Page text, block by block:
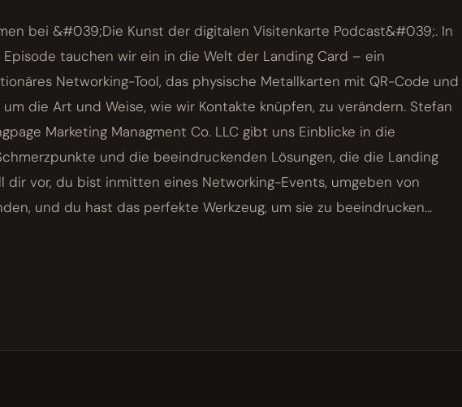
bei &#039;Die Kunst der digitalen Visitenkarte Podcast&#039;. In
Episode tauchen wir ein in die Welt der Landing Card – ein
Networking-Tool, das physische Metallkarten mit QR-Code und
die Art und Weise, wie wir Kontakte knüpfen, zu verändern. Stefan
Marketing Managment Co. LLC gibt uns Einblicke in die
und die beeindruckenden Lösungen, die die Landing
dir vor, du bist inmitten eines Networking-Events, umgeben von
und du hast das perfekte Werkzeug, um sie zu beeindrucken...